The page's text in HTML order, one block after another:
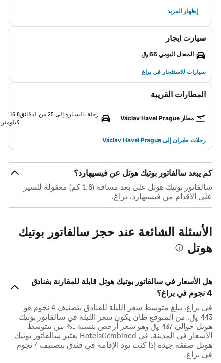
إظهار المزيد
سيارت ايجار
المعدل اليومي 66 ﷼
سيارات للاستئجار في براغ
المطارات القريبة
مطار Václav Havel Prague
رحلة بالسيارة إلى 25 من الدقائق
16.8
كيلومتر
رحلات طيران إلى Václav Havel Prague
كم يبعد سالفاتور بوتيك هوتل عن فيسيهارد؟
سالفاتور بوتيك هوتل على بعد مسافة (1.6 كم) معقولة للسير
على الأقدام من فيسيهارد، براغ.
الأسئلة الشائعة عند حجز سالفاتور بوتيك
هوتل
هل الأسعار في سالفاتور بوتيك هوتل قابلة للمقارنة بفنادق
4 نجوم في براغ؟
في براغ، يبلغ متوسط ​​سعر الليلة للفنادق بتصنيف 4 نجوم هو
443 ﷼. من المتوقع ظان يكون سعر الليلة في سالفاتور بوتيك
هوتل حوالي 437 ﷼ وهو سعر أرخص بنسبة 1% من متوسط
الأسعار في المدينة. في HotelsCombined يعتبر سالفاتور بوتيك
هوتل صفقة جيدة إذا كنت تود الإقامة في فندق بتصنيف 4 نجوم
في براغ.